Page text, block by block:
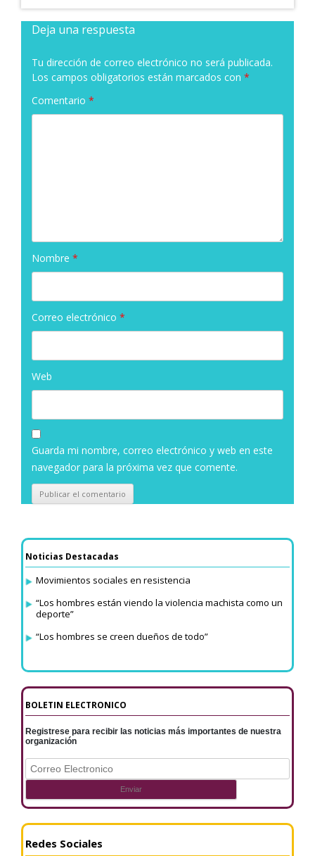
Deja una respuesta
Tu dirección de correo electrónico no será publicada.
Los campos obligatorios están marcados con *
Comentario *
Nombre *
Correo electrónico *
Web
Guarda mi nombre, correo electrónico y web en este
navegador para la próxima vez que comente.
Noticias Destacadas
Movimientos sociales en resistencia
“Los hombres están viendo la violencia machista como un
deporte”
“Los hombres se creen dueños de todo”
BOLETIN ELECTRONICO
Registrese para recibir las noticias más importantes de nuestra
organización
Redes Sociales